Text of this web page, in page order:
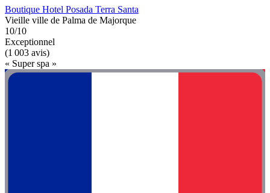
Boutique Hotel Posada Terra Santa
Vieille ville de Palma de Majorque
10/10
Exceptionnel
(1 003 avis)
« Super spa »